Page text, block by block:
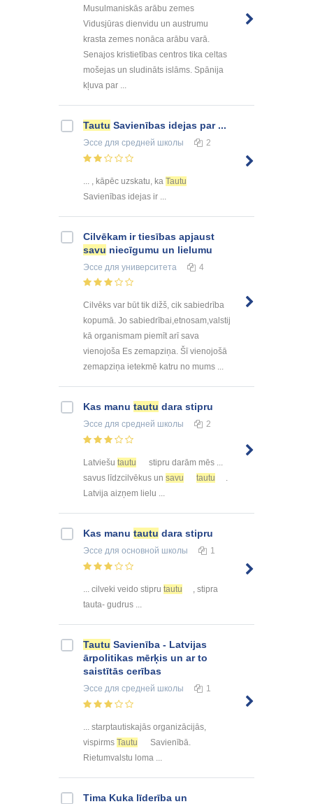
Musulmaniskās arābu zemes
Vidusjūras dienvidu un austrumu
krasta zemes nonāca arābu varā.
Senajos kristietības centros tika celtas
mošejas un sludināts islāms. Spānija
kļuva par ...
Tautu Savienības idejas par ...
Эссе для средней школы 2
... , kāpēc uzskatu, ka Tautu
Savienības idejas ir ...
Cilvēkam ir tiesības apjaust
savu niecīgumu un lielumu
Эссе для университета 4
Cilvēks var būt tik dižš, cik sabiedrība
kopumā. Jo sabiedrībai,etnosam,valstij
kā organismam piemīt arī sava
vienojoša Es zemapziņa. Šī vienojošā
zemapziņa ietekmē katru no mums ...
Kas manu tautu dara stipru
Эссе для средней школы 2
Latviešu tautu
stipru darām mēs ...
savus līdzcilvēkus un savu tautu
.
Latvija aizņem lielu ...
Kas manu tautu dara stipru
Эссе для основной школы 1
... cilveki veido stipru tautu
, stipra
tauta- gudrus ...
Tautu Savienība - Latvijas
ārpolitikas mērķis un ar to
saistītās cerības
Эссе для средней школы 1
... starptautiskajās organizācijās,
vispirms Tautu
Savienībā.
Rietumvalstu loma ...
Tima Kuka līderība un